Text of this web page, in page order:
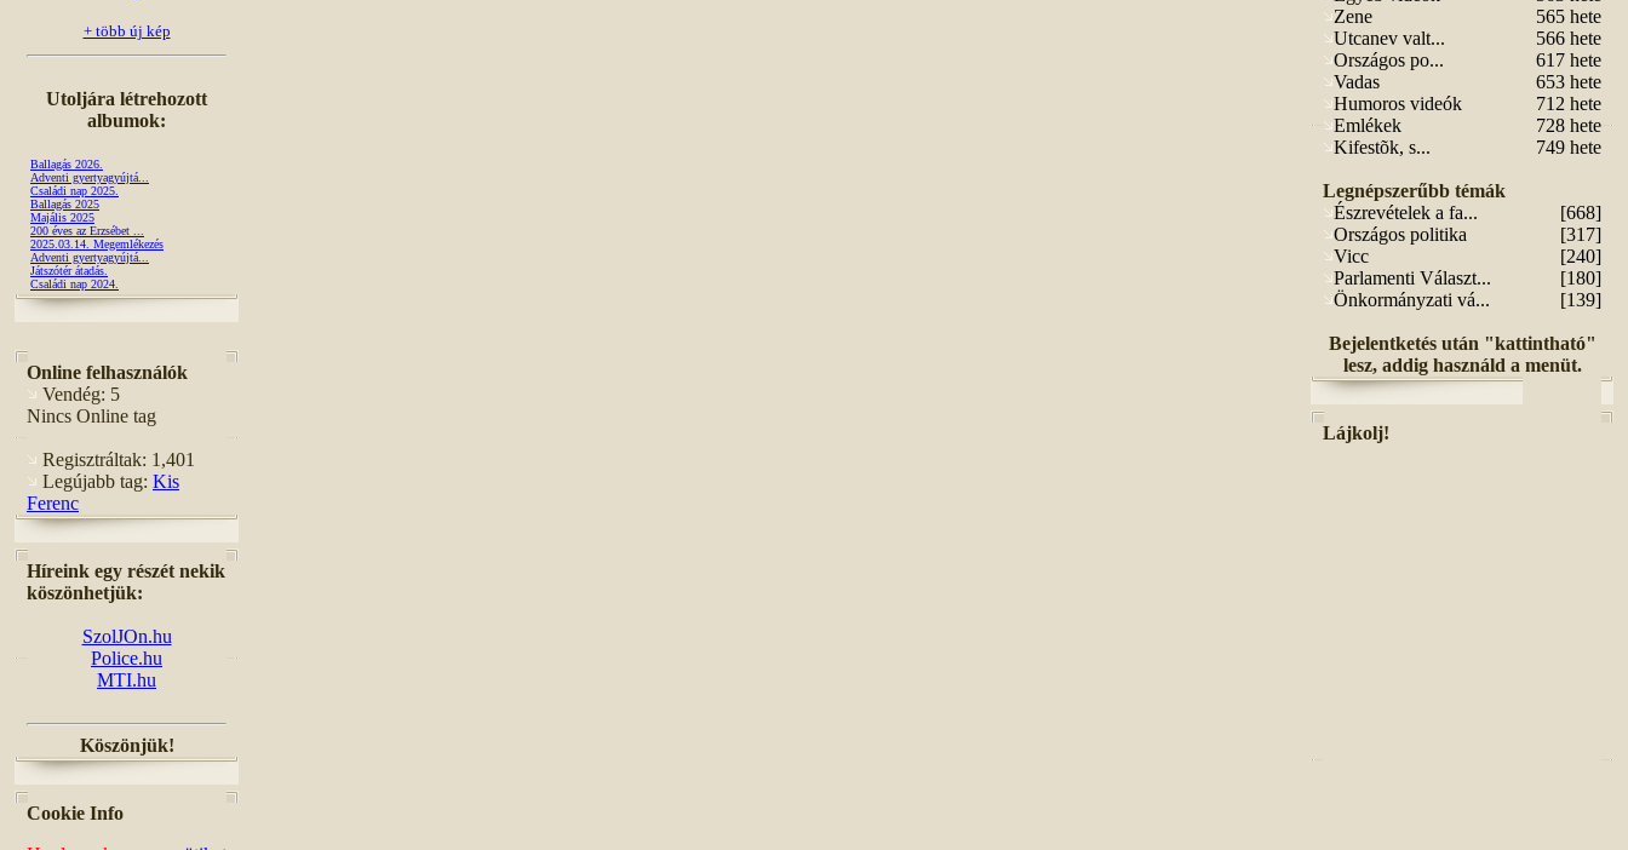
+ több új kép
Utoljára létrehozott
albumok:
Ballagás 2026.
Adventi gyertyagyújtá...
Családi nap 2025.
Ballagás 2025
Majális 2025
200 éves az Erzsébet ...
2025.03.14. Megemlékezés
Adventi gyertyagyújtá...
Játszótér átadás.
Családi nap 2024.
Online felhasználók
Vendég: 5
Nincs Online tag
Regisztráltak: 1,401
Legújabb tag: Kis
Ferenc
Híreink egy részét nekik
köszönhetjük:
SzolJOn.hu
Police.hu
MTI.hu
Köszönjük!
Cookie Info
Zene
565 hete
Utcanev valt...
566 hete
Országos po...
617 hete
Vadas
653 hete
Humoros videók
712 hete
Emlékek
728 hete
Kifestõk, s...
749 hete
Legnépszerűbb témák
Észrevételek a fa...
[668]
Országos politika
[317]
Vicc
[240]
Parlamenti Választ...
[180]
Önkormányzati vá...
[139]
Bejelentketés után "kattintható"
lesz, addig használd a menüt.
Lájkolj!